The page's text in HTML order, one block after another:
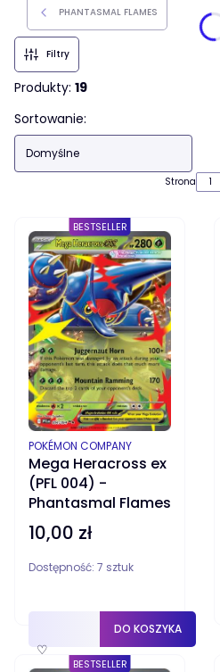
PHANTASMAL FLAMES
Filtry
Produkty: 19
Lista produktów
Sortowanie:
Domyślne
Strona
BESTSELLER
Mega Heracross ex
(PFL 004) -
Phantasmal Flames
PRODUCENT
POKÉMON COMPANY
Cena
10,00 zł
Dostępność: 7 sztuk
♡
DO KOSZYKA
BESTSELLER